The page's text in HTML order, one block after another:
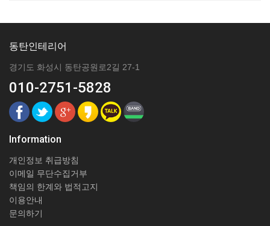
동탄인테리어
경기도 화성시 동탄공원로2길 27-1
010-2751-5828
Information
개인정보 취급방침
이메일 무단수집거부
책임의 한계와 법적고지
이용안내
문의하기